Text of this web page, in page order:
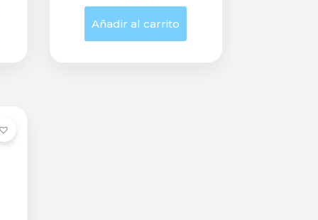
Añadir al carrito